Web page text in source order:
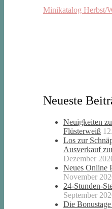
Minikatalog Herbst/
Neueste
Neuigkeiten
Flüsterweiß
Los zur
Ausverkauf
Dezember
Neues Online
November
24-Stunden-
September
Die